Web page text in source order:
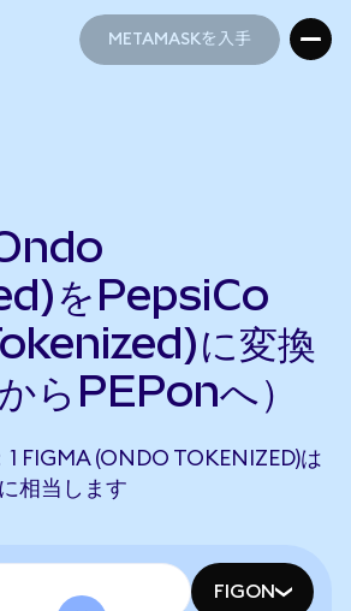
METAMASKを入手
をPepsiCo
に変換
らPEPonへ）
FIGMA (ONDO TOKENIZED)は
相当します
FIGON